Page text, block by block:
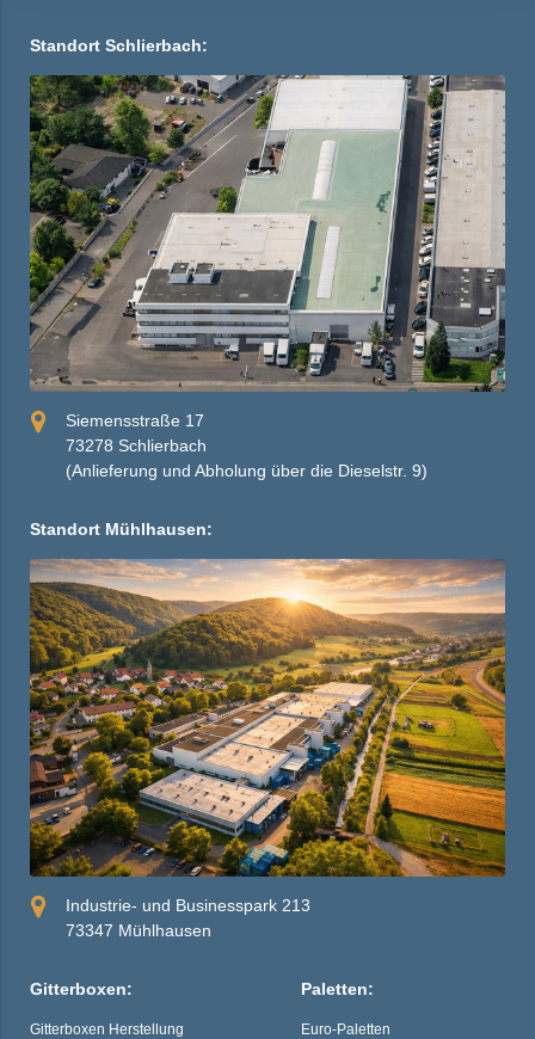
Standort Schlierbach:
Siemensstraße 17
73278 Schlierbach
(Anlieferung und Abholung über die Dieselstr. 9)
Standort Mühlhausen:
Industrie- und Businesspark 213
73347 Mühlhausen
Gitterboxen:
Gitterboxen Herstellung
Paletten:
Euro-Paletten